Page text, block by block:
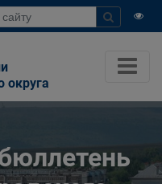
округа